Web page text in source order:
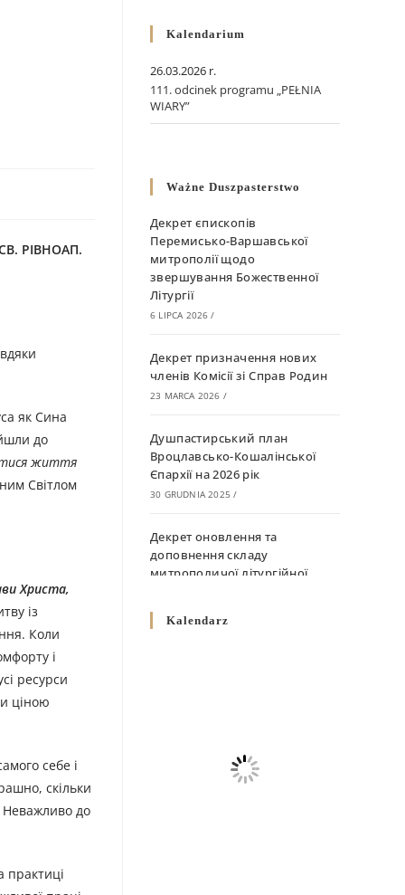
РІВНОАП.
як Сина
до
життя
Світлом
Христа,
із
Коли
і
ресурси
ціною
себе і
скільки
Неважливо до
практиці
Kalendarium
26.03.2026 r.
111. odcinek programu „PEŁNIA
WIARY”
Ważne Duszpasterstwo
Декрет єпископів
Перемисько-Варшавської
митрополії щодо
звершування Божественної
Літургії
6 LIPCA 2026 /
Декрет призначення нових
членів Комісії зі Справ Родин
23 MARCA 2026 /
Душпастирський план
Вроцлавсько-Кошалінської
Єпархії на 2026 рік
30 GRUDNIA 2025 /
Декрет оновлення та
доповнення складу
митрополичої літургійної
10 GRUDNIA 2025
Декрет про відзначення
Великодня і всіх рухомих
Kalendarz